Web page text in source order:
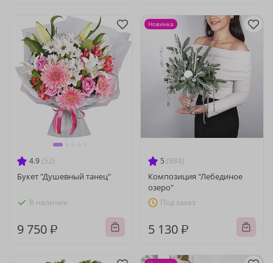
4.9 (52)
Букет "Душевный танец"
В наличии
9 750 ₽
5 (884)
Композиция "Лебединое
озеро"
Под заказ
5 130 ₽
Новинка